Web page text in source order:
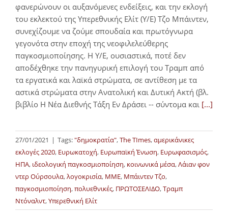
φανερώνουν οι αυξανόμενες ενδείξεις, και την εκλογή
του εκλεκτού της Υπερεθνικής Ελίτ (Υ/Ε) Τζο Μπάιντεν,
συνεχίζουμε να ζούμε σπουδαία και πρωτόγνωρα
γεγονότα στην εποχή της νεοφιλελεύθερης
παγκοσμιοποίησης. Η Υ/Ε, ουσιαστικά, ποτέ δεν
αποδέχθηκε την πανηγυρική επιλογή του Τραμπ από
τα εργατικά και λαϊκά στρώματα, σε αντίθεση με τα
αστικά στρώματα στην Ανατολική και Δυτική Ακτή (βλ.
βιβλίο Η Νέα Διεθνής Τάξη Εν Δράσει -- σύντομα και [...]
27/01/2021 | Tags:"δημοκρατία",The TImes,αμερικάνικες
εκλογές 2020, Ευρωκατοχή, Ευρωπαϊκή Ένωση, Ευρωφασισμός,
ΗΠΑ, ιδεολογική παγκοσμιοποίηση, κοινωνικά μέσα,Λάιαν φον
ντερ Ούρσουλα,λογοκρισία, ΜΜΕ, Μπάιντεν Τζο,
παγκοσμιοποίηση,πολυεθνικές, ΠΡΩΤΟΣΕΛΙΔΟ,Τραμπ
Ντόναλντ,Υπερεθνική Ελίτ